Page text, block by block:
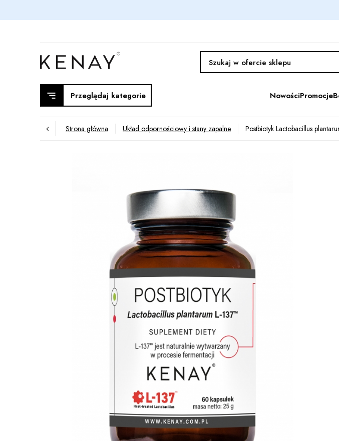
Przeglądaj kategorie NowościPromocje
Strona główna Układ odpornościowy i stany zapalne Postbiotyk Lactobacillus